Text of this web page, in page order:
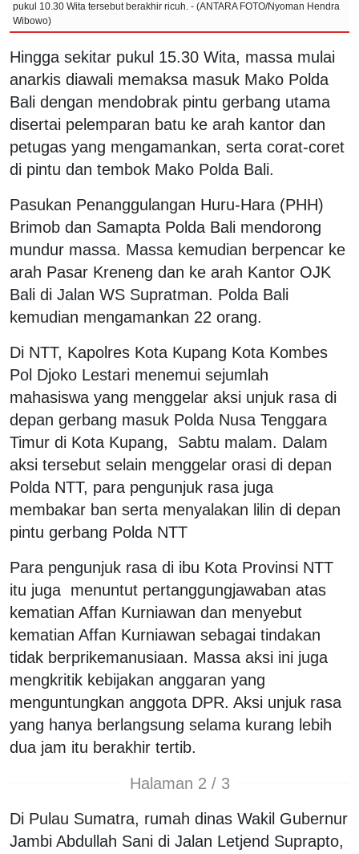
pukul 10.30 Wita tersebut berakhir ricuh. - (ANTARA FOTO/Nyoman Hendra
Wibowo)
Hingga sekitar pukul 15.30 Wita, massa mulai
anarkis diawali memaksa masuk Mako Polda
Bali dengan mendobrak pintu gerbang utama
disertai pelemparan batu ke arah kantor dan
petugas yang mengamankan, serta corat-coret
di pintu dan tembok Mako Polda Bali.
Pasukan Penanggulangan Huru-Hara (PHH)
Brimob dan Samapta Polda Bali mendorong
mundur massa. Massa kemudian berpencar ke
arah Pasar Kreneng dan ke arah Kantor OJK
Bali di Jalan WS Supratman. Polda Bali
kemudian mengamankan 22 orang.
Di NTT, Kapolres Kota Kupang Kota Kombes
Pol Djoko Lestari menemui sejumlah
mahasiswa yang menggelar aksi unjuk rasa di
depan gerbang masuk Polda Nusa Tenggara
Timur di Kota Kupang, Sabtu malam. Dalam
aksi tersebut selain menggelar orasi di depan
Polda NTT, para pengunjuk rasa juga
membakar ban serta menyalakan lilin di depan
pintu gerbang Polda NTT
Para pengunjuk rasa di ibu Kota Provinsi NTT
itu juga menuntut pertanggungjawaban atas
kematian Affan Kurniawan dan menyebut
kematian Affan Kurniawan sebagai tindakan
tidak berprikemanusiaan. Massa aksi ini juga
mengkritik kebijakan anggaran yang
menguntungkan anggota DPR. Aksi unjuk rasa
yang hanya berlangsung selama kurang lebih
dua jam itu berakhir tertib.
Halaman 2 / 3
Di Pulau Sumatra, rumah dinas Wakil Gubernur
Jambi Abdullah Sani di Jalan Letjend Suprapto,